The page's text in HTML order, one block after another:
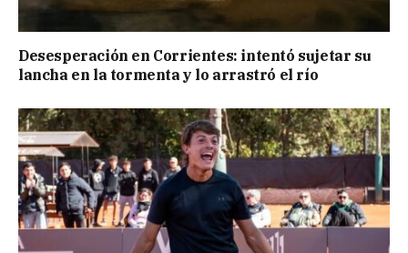
Desesperación en Corrientes: intentó sujetar su
lancha en la tormenta y lo arrastró el río